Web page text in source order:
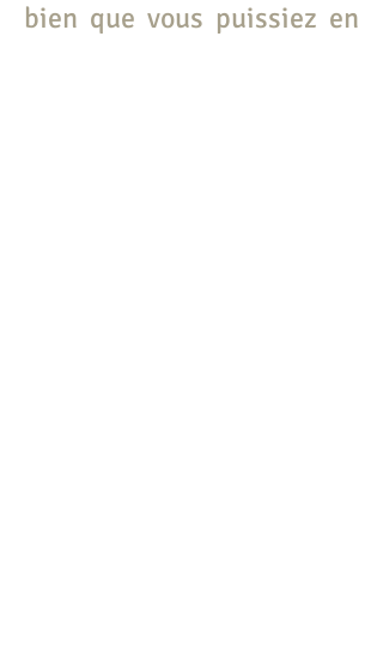
bien que vous puissiez en